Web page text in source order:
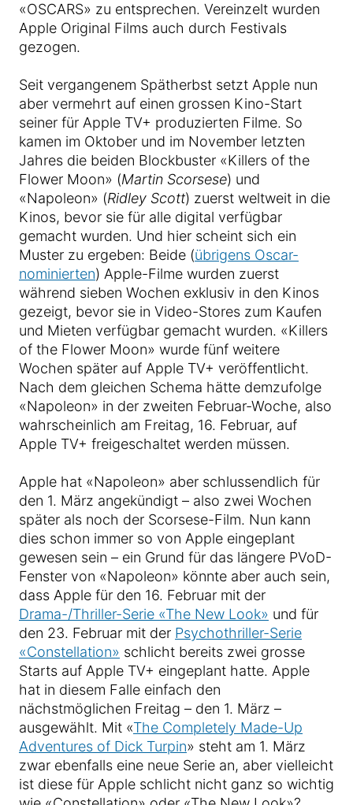
«OSCARS» zu entsprechen. Vereinzelt wurden
Apple Original Films auch durch Festivals
gezogen.
Seit vergangenem Spätherbst setzt Apple nun
aber vermehrt auf einen grossen Kino-Start
seiner für Apple TV+ produzierten Filme. So
kamen im Oktober und im November letzten
Jahres die beiden Blockbuster «Killers of the
Flower Moon» (Martin Scorsese) und
«Napoleon» (Ridley Scott) zuerst weltweit in die
Kinos, bevor sie für alle digital verfügbar
gemacht wurden. Und hier scheint sich ein
Muster zu ergeben: Beide (übrigens Oscar-
nominierten) Apple-Filme wurden zuerst
während sieben Wochen exklusiv in den Kinos
gezeigt, bevor sie in Video-Stores zum Kaufen
und Mieten verfügbar gemacht wurden. «Killers
of the Flower Moon» wurde fünf weitere
Wochen später auf Apple TV+ veröffentlicht.
Nach dem gleichen Schema hätte demzufolge
«Napoleon» in der zweiten Februar-Woche, also
wahrscheinlich am Freitag, 16. Februar, auf
Apple TV+ freigeschaltet werden müssen.
Apple hat «Napoleon» aber schlussendlich für
den 1. März angekündigt – also zwei Wochen
später als noch der Scorsese-Film. Nun kann
dies schon immer so von Apple eingeplant
gewesen sein – ein Grund für das längere PVoD-
Fenster von «Napoleon» könnte aber auch sein,
dass Apple für den 16. Februar mit der
Drama-/Thriller-Serie «The New Look» und für
den 23. Februar mit der Psychothriller-Serie
«Constellation» schlicht bereits zwei grosse
Starts auf Apple TV+ eingeplant hatte. Apple
hat in diesem Falle einfach den
nächstmöglichen Freitag – den 1. März –
ausgewählt. Mit «The Completely Made-Up
Adventures of Dick Turpin» steht am 1. März
zwar ebenfalls eine neue Serie an, aber vielleicht
ist diese für Apple schlicht nicht ganz so wichtig